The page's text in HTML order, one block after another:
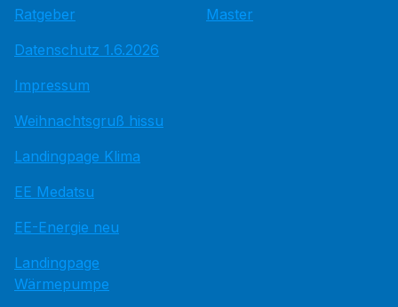
Ratgeber
Datenschutz 1.6.2026
Impressum
Weihnachtsgruß hissu
Landingpage Klima
EE Medatsu
EE-Energie neu
Landingpage
Wärmepumpe
Master